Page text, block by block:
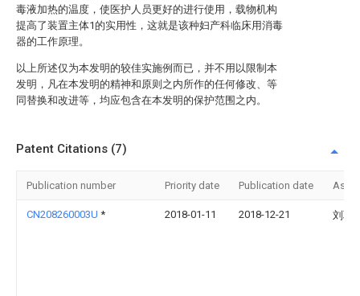
毒液加热的温度，使医护人员更好的进行使用，载物机构
提高了装置主体1的实用性，这就是该种妇产科临床用消毒
器的工作原理。
以上所述仅为本发明的较佳实施例而已，并不用以限制本
发明，凡在本发明的精神和原则之内所作的任何修改、等
同替换和改进等，均应包含在本发明的保护范围之内。
Patent Citations (7)
Publication number Priority date Publication date
CN208260003U * 2018-01-11 2018-12-21 刘聪